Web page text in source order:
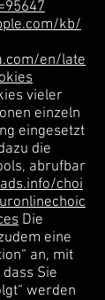
kb/
en/late
vieler
einzeln
eingesetzt
die
abrufbar
choi
Die
eine
an, mit
Sie
werden